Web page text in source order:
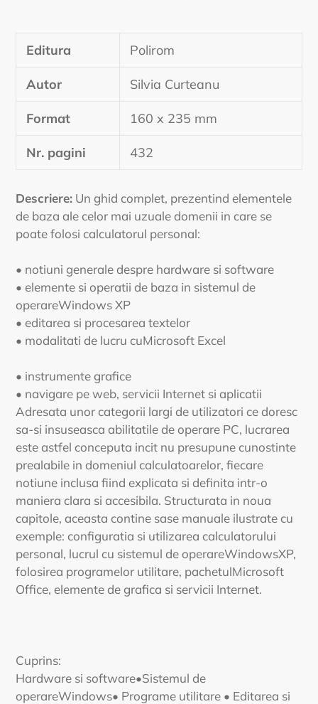
cart
Editura Polirom
Autor Silvia Curteanu
Format 160 x 235 mm
Nr. pagini 432
Descriere: Un ghid complet, prezentind elementele
de baza ale celor mai uzuale domenii in care se
poate folosi calculatorul personal:
• notiuni generale despre hardware si software
• elemente si operatii de baza in sistemul de
operareWindows XP
• editarea si procesarea textelor
• modalitati de lucru cuMicrosoft Excel
• instrumente grafice
• navigare pe web, servicii Internet si aplicatii
Adresata unor categorii largi de utilizatori ce doresc
sa-si insuseasca abilitatile de operare PC, lucrarea
este astfel conceputa incit nu presupune cunostinte
prealabile in domeniul calculatoarelor, fiecare
notiune inclusa fiind explicata si definita intr-o
maniera clara si accesibila. Structurata in noua
capitole, aceasta contine sase manuale ilustrate cu
exemple: configuratia si utilizarea calculatorului
personal, lucrul cu sistemul de operareWindowsXP,
folosirea programelor utilitare, pachetulMicrosoft
Office, elemente de grafica si servicii Internet.
Cuprins:
Hardware si software•Sistemul de
operareWindows• Programe utilitare • Editarea si